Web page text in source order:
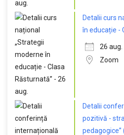
Detalii curs
în educație -
26 aug.
Zoom
Detalii
pozitivă -
pedagogice”